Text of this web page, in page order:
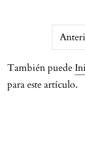
Page
También puede
para este artículo.